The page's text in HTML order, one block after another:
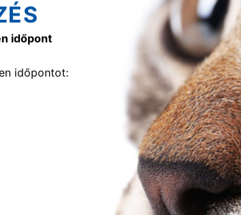
időpont
időpontot: